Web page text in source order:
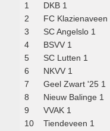
1
DKB 1
2
FC Klazienaveen
3
SC Angelslo 1
4
BSVV 1
5
SC Lutten 1
6
NKVV 1
7
Geel Zwart '25 1
8
Nieuw Balinge 1
9
VVAK 1
10
Tiendeveen 1